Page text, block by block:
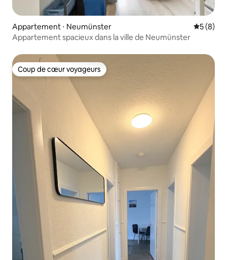
Appartement ⋅ Neumünster
5 (8)
Appartement spacieux dans la ville de Neumünster
Coup de cœur voyageurs
Coup de cœur voyageurs